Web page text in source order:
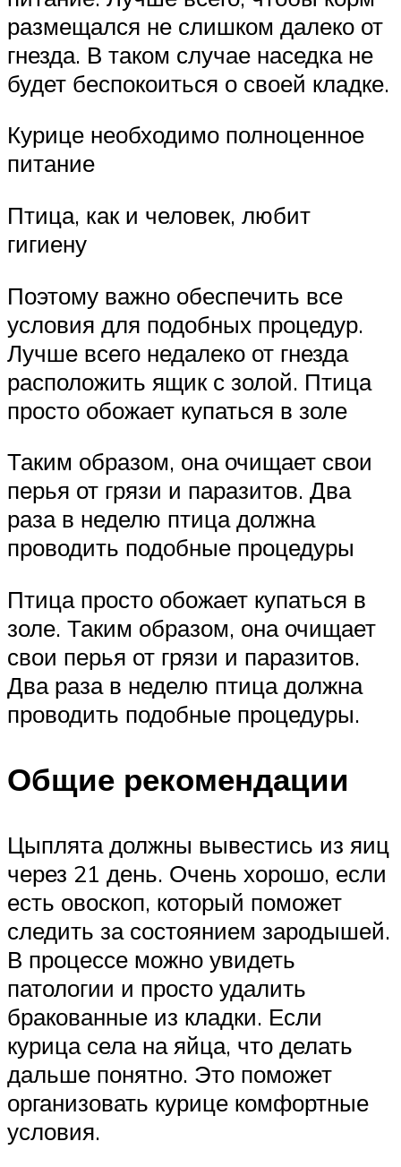
размещался не слишком далеко от
гнезда. В таком случае наседка не
будет беспокоиться о своей кладке.
Курице необходимо полноценное
питание
Птица, как и человек, любит
гигиену
Поэтому важно обеспечить все
условия для подобных процедур.
Лучше всего недалеко от гнезда
расположить ящик с золой. Птица
просто обожает купаться в золе
Таким образом, она очищает свои
перья от грязи и паразитов. Два
раза в неделю птица должна
проводить подобные процедуры
Птица просто обожает купаться в
золе. Таким образом, она очищает
свои перья от грязи и паразитов.
Два раза в неделю птица должна
проводить подобные процедуры.
Общие рекомендации
Цыплята должны вывестись из яиц
через 21 день. Очень хорошо, если
есть овоскоп, который поможет
следить за состоянием зародышей.
В процессе можно увидеть
патологии и просто удалить
бракованные из кладки. Если
курица села на яйца, что делать
дальше понятно. Это поможет
организовать курице комфортные
условия.